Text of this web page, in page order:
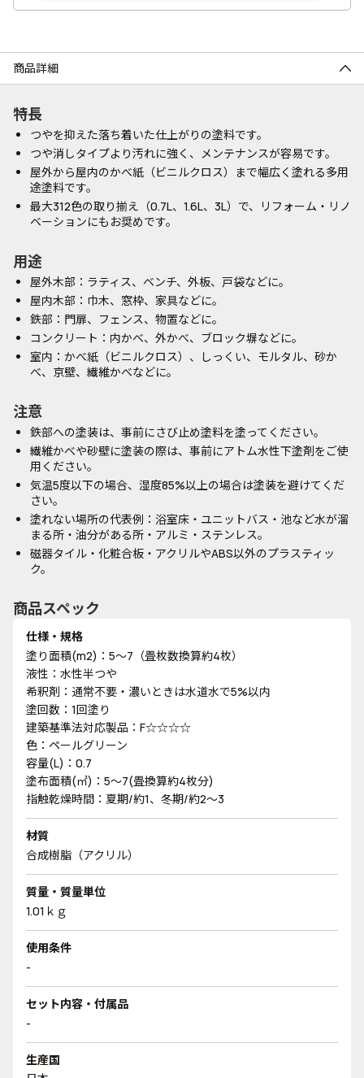
商品詳細
特長
つやを抑えた落ち着いた仕上がりの塗料です。
つや消しタイプより汚れに強く、メンテナンスが容易です。
屋外から屋内のかべ紙（ビニルクロス）まで幅広く塗れる多用
途塗料です。
最大312色の取り揃え（0.7L、1.6L、3L）で、リフォーム・リノ
ベーションにもお奨めです。
用途
屋外木部：ラティス、ベンチ、外板、戸袋などに。
屋内木部：巾木、窓枠、家具などに。
鉄部：門扉、フェンス、物置などに。
コンクリート：内かべ、外かべ、ブロック塀などに。
室内：かべ紙（ビニルクロス）、しっくい、モルタル、砂か
べ、京壁、繊維かべなどに。
注意
鉄部への塗装は、事前にさび止め塗料を塗ってください。
繊維かべや砂壁に塗装の際は、事前にアトム水性下塗剤をご使
用ください。
気温5度以下の場合、湿度85%以上の場合は塗装を避けてくだ
さい。
塗れない場所の代表例：浴室床・ユニットバス・池など水が溜
まる所・油分がある所・アルミ・ステンレス。
磁器タイル・化粧合板・アクリルやABS以外のプラスティッ
ク。
商品スペック
仕様・規格
塗り面積(m2)：5～7（畳枚数換算約4枚）
液性：水性半つや
希釈剤：通常不要・濃いときは水道水で5%以内
塗回数：1回塗り
建築基準法対応製品：F☆☆☆☆
色：ペールグリーン
容量(L)：0.7
塗布面積(㎡)：5～7(畳換算約4枚分)
指触乾燥時間：夏期/約1、冬期/約2～3
材質
合成樹脂（アクリル）
質量・質量単位
1.01ｋｇ
使用条件
-
セット内容・付属品
-
生産国